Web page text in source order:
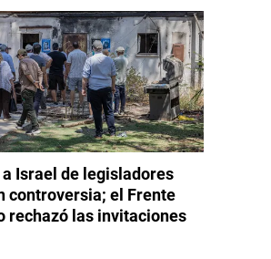
Israel de legisladores
controversia; el Frente
rechazó las invitaciones